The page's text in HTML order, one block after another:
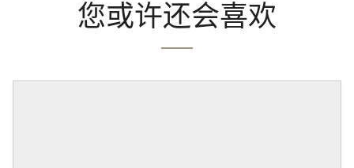
您或许还会喜欢